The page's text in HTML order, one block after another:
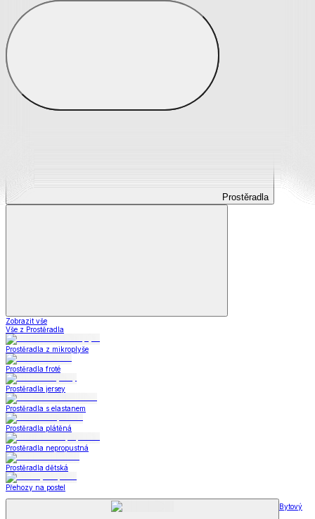
Prostěradla
Prostěradla
Zobrazit vše
Vše z Prostěradla
Prostěradla z mikroplyše
Prostěradla froté
Prostěradla jersey
Prostěradla s elastanem
Prostěradla plátěná
Prostěradla nepropustná
Prostěradla dětská
Přehozy na postel
Bytový